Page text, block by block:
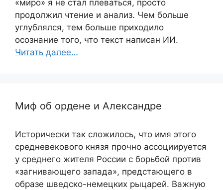
«миро» я не стал плеваться, просто
продолжил чтение и анализ. Чем больше
углублялся, тем больше приходило
осознание того, что текст написан ИИ.
Читать далее…
Миф об ордене и Александре
Исторически так сложилось, что имя этого
средневекового князя прочно ассоциируется
у среднего жителя России с борьбой против
«загнивающего запада», предстающего в
образе шведско-немецких рыцарей. Важную